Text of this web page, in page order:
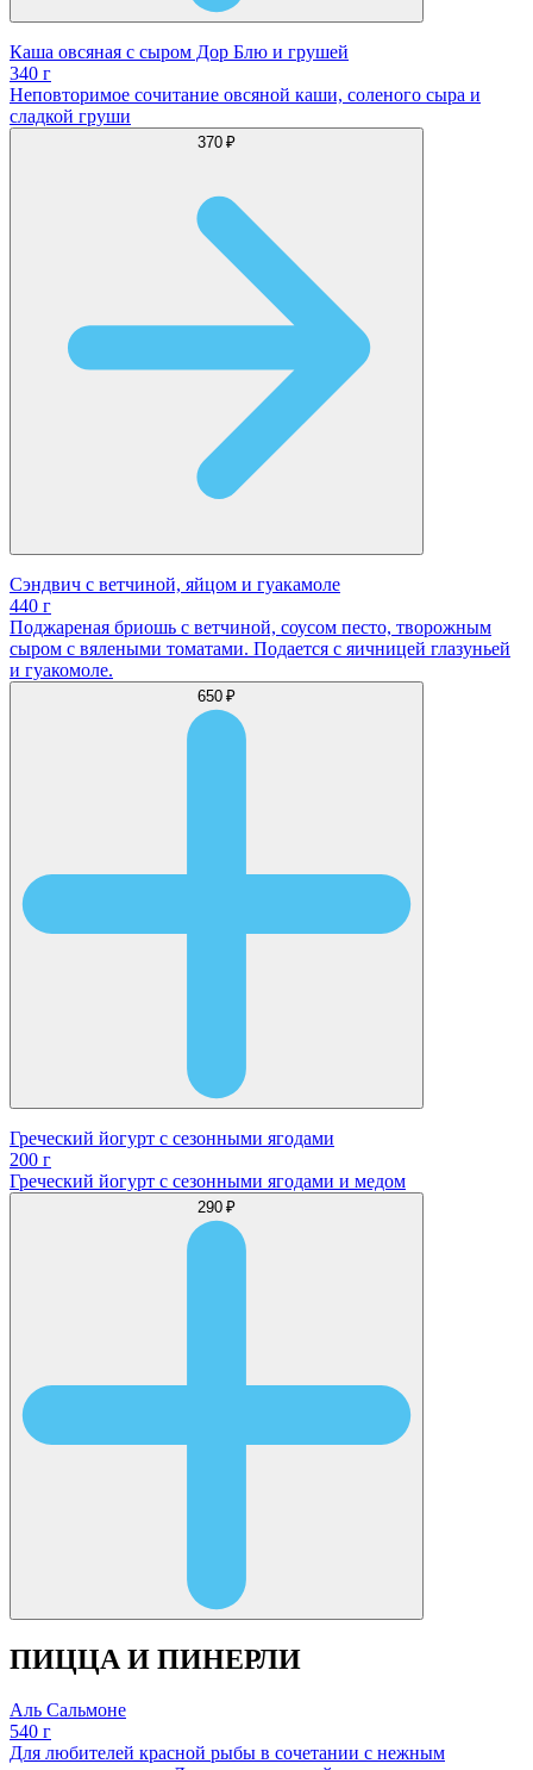
Каша овсяная с сыром Дор Блю и грушей
340 г
Неповторимое сочитание овсяной каши, соленого сыра и
сладкой груши
370 ₽
Сэндвич с ветчиной, яйцом и гуакамоле
440 г
Поджареная бриошь с ветчиной, соусом песто, творожным
сыром с вялеными томатами. Подается с яичницей глазуньей
и гуакомоле.
650 ₽
Греческий йогурт с сезонными ягодами
200 г
Греческий йогурт с сезонными ягодами и медом
290 ₽
ПИЦЦА И ПИНЕРЛИ
Аль Сальмоне
540 г
Для любителей красной рыбы в сочетании с нежным